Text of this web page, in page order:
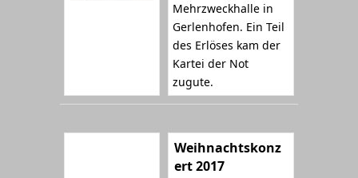
Mehrzweckhalle in
Gerlenhofen. Ein Teil
des Erlöses kam der
Kartei der Not
zugute.
Weihnachtskonz
ert 2017